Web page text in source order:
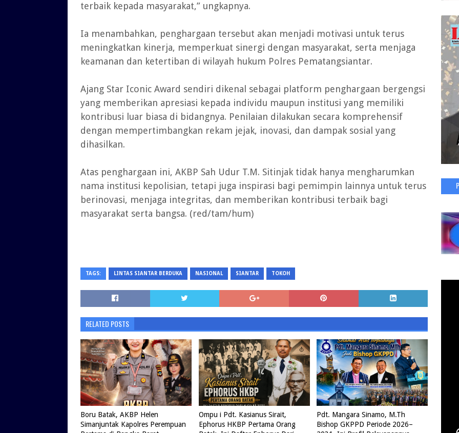
terbaik kepada masyarakat,” ungkapnya.
Ia menambahkan, penghargaan tersebut akan menjadi motivasi untuk terus
meningkatkan kinerja, memperkuat sinergi dengan masyarakat, serta menjaga
keamanan dan ketertiban di wilayah hukum Polres Pematangsiantar.
Ajang Star Iconic Award sendiri dikenal sebagai platform penghargaan bergengsi
yang memberikan apresiasi kepada individu maupun institusi yang memiliki
kontribusi luar biasa di bidangnya. Penilaian dilakukan secara komprehensif
dengan mempertimbangkan rekam jejak, inovasi, dan dampak sosial yang
dihasilkan.
Atas penghargaan ini, AKBP Sah Udur T.M. Sitinjak tidak hanya mengharumkan
nama institusi kepolisian, tetapi juga inspirasi bagi pemimpin lainnya untuk terus
berinovasi, menjaga integritas, dan memberikan kontribusi terbaik bagi
masyarakat serta bangsa. (red/tam/hum)
TAGS: LINTAS SIANTAR BERDUKA NASIONAL SIANTAR TOKOH
RELATED POSTS
Boru Batak, AKBP Helen
Simanjuntak Kapolres Perempuan
Ompu i Pdt. Kasianus Sirait,
Ephorus HKBP Pertama Orang
Pdt. Mangara Sinamo, M.Th
Bishop GKPPD Periode 2026–